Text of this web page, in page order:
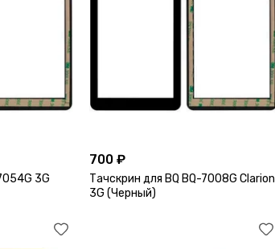
3G
700 ₽
Тачскрин для BQ BQ-7008G Clarion
3G (Черный)